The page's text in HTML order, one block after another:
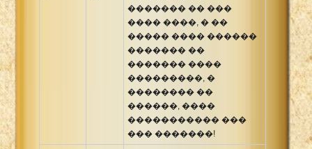
������� �� ���
���� ����, � ��
����� ���� ������
������� ��
������� ����
���������, �
�������� ��
������, ����
����������� ���
��� �������!